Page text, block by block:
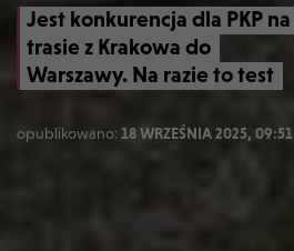
Jest konkurencja dla PKP na
trasie z Krakowa do
Warszawy. Na razie to test
opublikowano: 18 WRZEŚNIA 2025, 09:51